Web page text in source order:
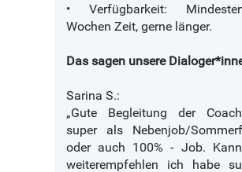
• Verfügbarkeit:
Wochen Zeit, gerne länger.
Das sagen unsere
Sarina S.:
„Gute Begleitung der
super als Nebenjob/
oder auch 100% - Job.
weiterempfehlen ich habe